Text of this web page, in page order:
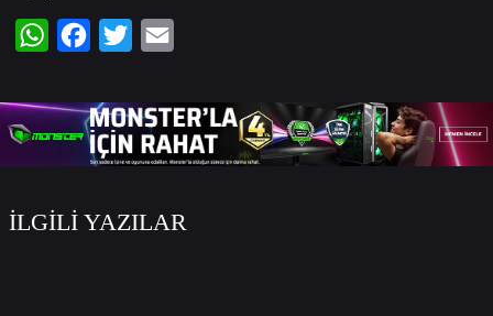
İLGİLİ YAZILAR